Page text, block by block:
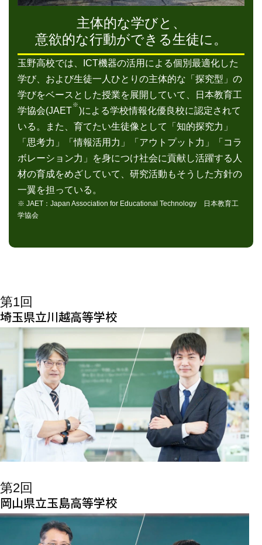
主体的な学びと、
意欲的な行動ができる生徒に。
玉野高校では、ICT機器の活用による個別最適化した
学び、および生徒一人ひとりの主体的な「探究型」の
学びをベースとした授業を展開していて、日本教育工
学協会(JAET
※
)による学校情報化優良校に認定されて
いる。また、育てたい生徒像として「知的探究力」
「思考力」「情報活用力」「アウトプット力」「コラ
ボレーション力」を身につけ社会に貢献し活躍する人
材の育成をめざしていて、研究活動もそうした方針の
一翼を担っている。
※ JAET：Japan Association for Educational Technology 日本教育工
学協会
第1回
埼玉県立川越高等学校
第2回
岡山県立玉島高等学校